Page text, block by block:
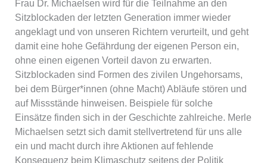
Frau Dr. Michaelsen wird für die Teilnahme an den
Sitzblockaden der letzten Generation immer wieder
angeklagt und von unseren Richtern verurteilt, und geht
damit eine hohe Gefährdung der eigenen Person ein,
ohne einen eigenen Vorteil davon zu erwarten.
Sitzblockaden sind Formen des zivilen Ungehorsams,
bei dem Bürger*innen (ohne Macht) Abläufe stören und
auf Missstände hinweisen. Beispiele für solche
Einsätze finden sich in der Geschichte zahlreiche. Merle
Michaelsen setzt sich damit stellvertretend für uns alle
ein und macht durch ihre Aktionen auf fehlende
Konsequenz beim Klimaschutz seitens der Politik